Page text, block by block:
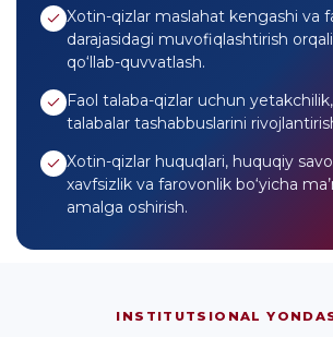
Xotin-qizlar maslahat kengashi va
darajasidagi muvofiqlashtirish
qo‘llab-quvvatlash.
Faol talaba-qizlar uchun
talabalar tashabbuslarini
Xotin-qizlar huquqlari, huquqiy
xavfsizlik va farovonlik bo‘yicha
amalga oshirish.
INSTITUTSIONAL